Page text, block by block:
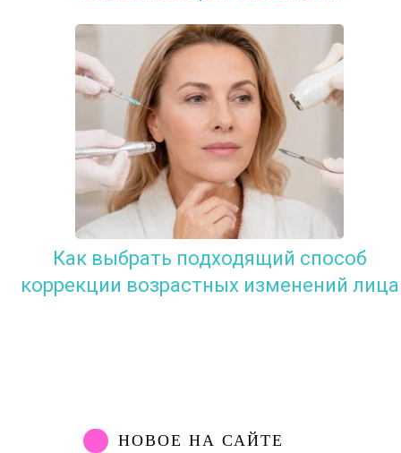
Как выбрать подходящий способ
коррекции возрастных изменений лица
НОВОЕ НА САЙТЕ